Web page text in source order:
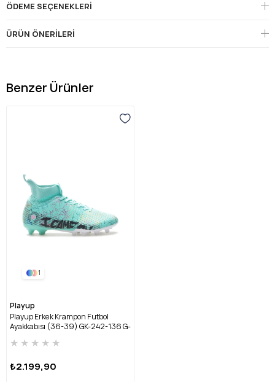
ÖDEME SEÇENEKLERI
ÜRÜN ÖNERILERI
Benzer Ürünler
1
Playup
Playup Erkek Krampon Futbol
Ayakkabısı (36-39) GK-242-136 G-
★ ★ ★ ★ ★
₺2.199,90